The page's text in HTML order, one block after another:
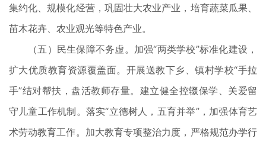
集约化、规模化经营，巩固壮大农业产业，培育蔬菜瓜果、
苗木花卉、农业观光等特色产业。
（五）民生保障不务虚。加强“两类学校”标准化建设，
扩大优质教育资源覆盖面。开展送教下乡、镇村学校“手拉
手”结对帮扶，盘活教师存量。建立健全控辍保学、关爱留
守儿童工作机制。落实“立德树人，五育并举”，加强体育艺
术劳动教育工作。加大教育专项整治力度，严格规范办学行